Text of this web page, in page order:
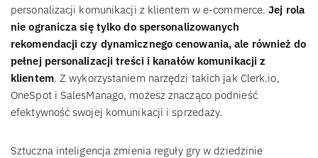
personalizacji komunikacji z klientem w e-commerce.Jej rola
nie ogranicza się tylko do spersonalizowanych
rekomendacji czy dynamicznego cenowania, ale również do
pełnej personalizacji treści i kanałów komunikacji z
klientem. Z wykorzystaniem narzędzi takich jak Clerk.io,
OneSpot i SalesManago, możesz znacząco podnieść
efektywność swojej komunikacji i sprzedaży.
Sztuczna inteligencja zmienia reguły gry w dziedzinie